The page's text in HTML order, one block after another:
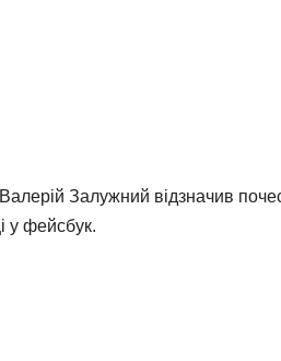
Залужний відзначив
у фейсбук.